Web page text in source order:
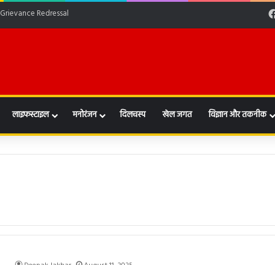
Grievance Redressal
लाइफस्टाइल मनोरंजन दिलचस्प खेल जगत विज्ञान और तकनीक